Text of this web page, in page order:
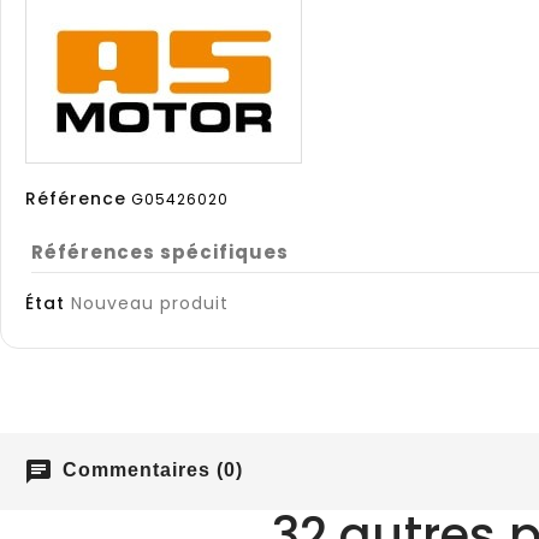
Référence G05426020
Références spécifiques
État Nouveau produit
chat Commentaires (0)